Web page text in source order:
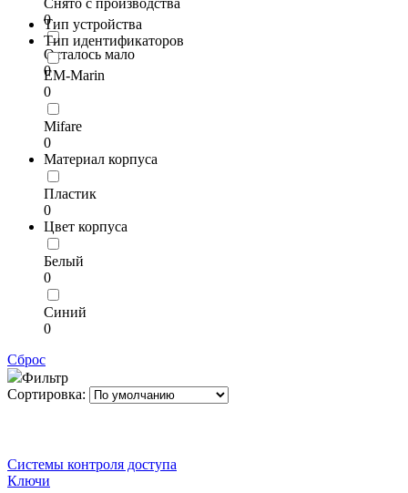
0
Осталось мало
0
Тип устройства
Тип идентификаторов
EM-Marin
0
Mifare
0
Материал корпуса
Пластик
0
Цвет корпуса
Белый
0
Синий
0
Сброс
Фильтр
Сортировка:
Системы контроля доступа
Ключи